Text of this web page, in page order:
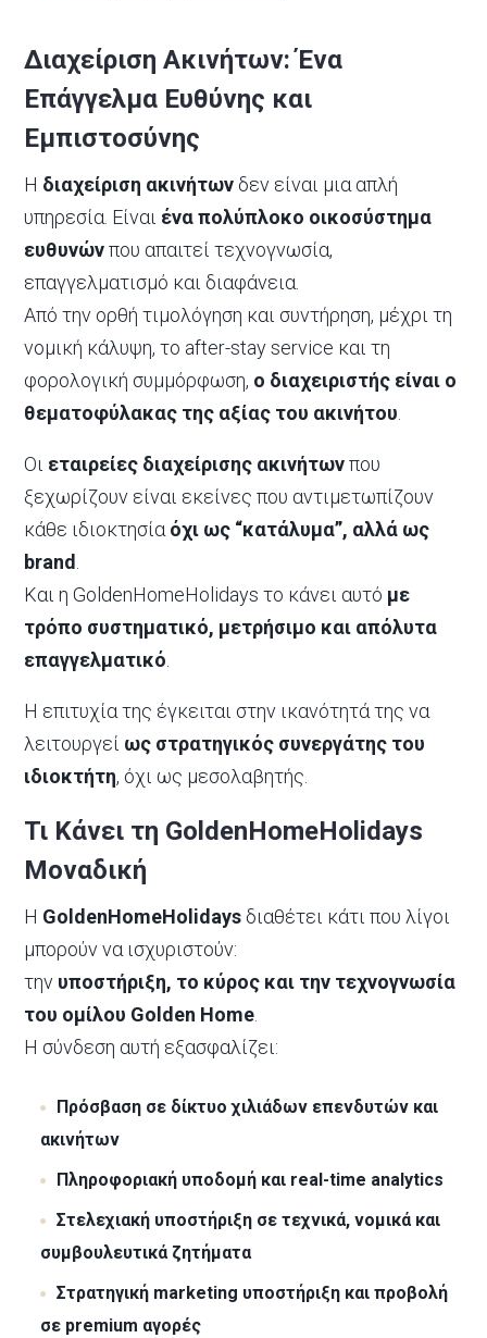
Διαχείριση Ακινήτων: Ένα
Επάγγελμα Ευθύνης και
Εμπιστοσύνης
Η διαχείριση ακινήτων δεν είναι μια απλή
υπηρεσία. Είναι ένα πολύπλοκο οικοσύστημα
ευθυνώνπου απαιτεί τεχνογνωσία,
επαγγελματισμό και διαφάνεια.
Από την ορθή τιμολόγηση και συντήρηση, μέχρι τη
νομική κάλυψη, το after-stay service και τη
φορολογική συμμόρφωση, ο διαχειριστής είναι ο
θεματοφύλακας της αξίας του ακινήτου.
Οι εταιρείες διαχείρισης ακινήτωνπου
ξεχωρίζουν είναι εκείνες που αντιμετωπίζουν
κάθε ιδιοκτησίαόχι ως “κατάλυμα”, αλλά ως
brand.
Και η GoldenHomeHolidays το κάνει αυτό με
τρόπο συστηματικό, μετρήσιμο και απόλυτα
επαγγελματικό.
Η επιτυχία της έγκειται στην ικανότητά της να
λειτουργεί ως στρατηγικός συνεργάτης του
ιδιοκτήτη, όχι ως μεσολαβητής.
Τι Κάνει τη GoldenHomeHolidays
Μοναδική
Η GoldenHomeHolidays διαθέτει κάτι που λίγοι
μπορούν να ισχυριστούν:
την υποστήριξη, το κύρος και την τεχνογνωσία
του ομίλου Golden Home.
Η σύνδεση αυτή εξασφαλίζει:
Πρόσβαση σε δίκτυο χιλιάδων επενδυτών και
ακινήτων
Πληροφοριακή υποδομή και real-time analytics
Στελεχιακή υποστήριξη σε τεχνικά, νομικά και
συμβουλευτικά ζητήματα
Στρατηγική marketing υποστήριξη και προβολή
σε premium αγορές